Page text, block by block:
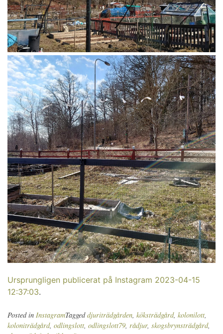
Ursprungligen publicerat på Instagram 2023-04-15
12:37:03.
Posted in InstagramTaggeddjuriträdgården, köksträdgård, kolonilott,
koloniträdgård, odlingslott, odlingslott79, rådjur, skogsbrynsträdgård,